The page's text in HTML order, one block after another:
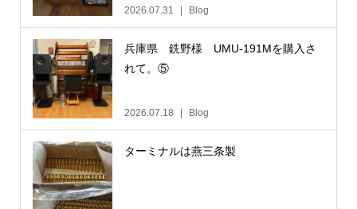
2026.07.31 Blog
兵庫県 銑野様 UMU-191Mを購入さ
れて。⑤
2026.07.18 Blog
ターミナルは燕三条製